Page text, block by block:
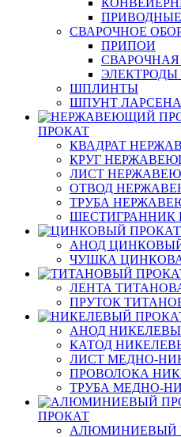
СВАРОЧНОЕ
ПРИПОИ
ШПЛИНТЫ
ШПУНТ ЛАРСЕНА
ПРОКАТ
КВАДРАТ
КРУГ
ЛИСТ
ОТВОД
ТРУБА
АНОД
ЧУШКА
ЛЕНТА
ПРУТОК
АНОД
КАТОД
ЛИСТ МЕДНО-
ПРОВОЛОКА
ТРУБА МЕДНО-
ПРОКАТ
АЛЮМИНИЕВЫЙ